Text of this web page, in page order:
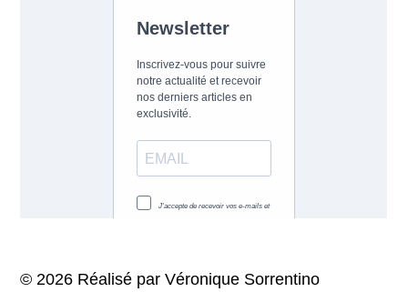
© 2026 Réalisé par Véronique Sorrentino